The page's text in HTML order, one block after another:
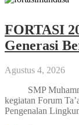
FORTASI
Generasi
Agustus 4, 2026
SMP
kegiatan Forum
Pengenalan